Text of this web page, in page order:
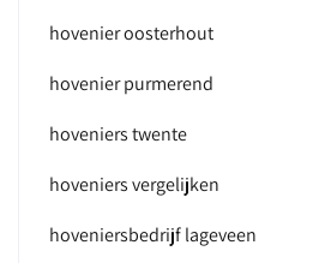
hovenier oosterhout
hovenier purmerend
hoveniers twente
hoveniers vergelijken
hoveniersbedrijf lageveen